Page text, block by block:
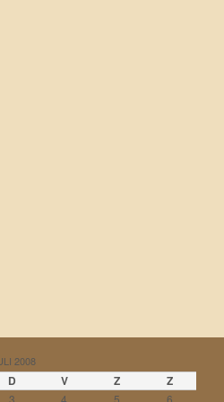
2008
D V Z
Z
3 4 5 6